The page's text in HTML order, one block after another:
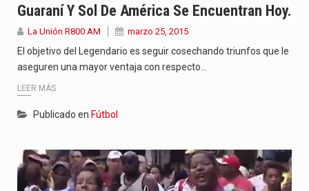
Guaraní Y Sol De América Se Encuentran Hoy.
La Unión R800 AM marzo 25, 2015
El objetivo del Legendario es seguir cosechando triunfos que le
aseguren una mayor ventaja con respecto…
LEER MÁS
Publicado en Fútbol